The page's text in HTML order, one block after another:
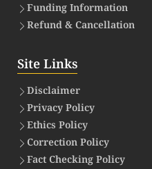
Funding Information
Refund & Cancellation
Site Links
Disclaimer
Privacy Policy
Ethics Policy
Correction Policy
Fact Checking Policy